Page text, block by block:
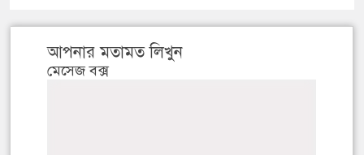
আপনার মতামত লিখুন
মেসেজ বক্স